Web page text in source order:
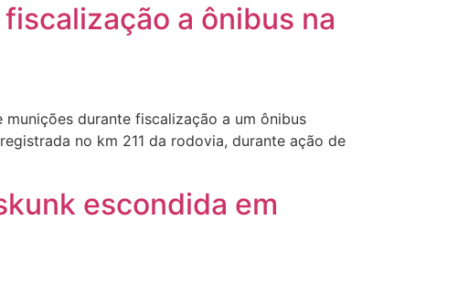
a ônibus na
munições durante fiscalização a um ônibus
no km 211 da rodovia, durante ação de
escondida em